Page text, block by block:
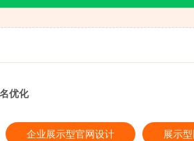
优化
企业展示型官网设计 展示